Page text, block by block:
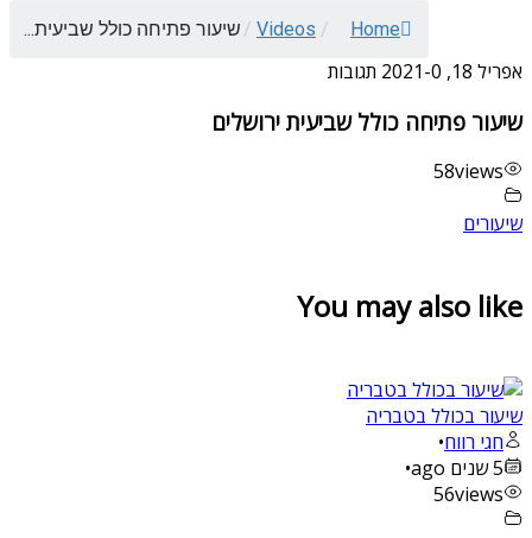
Home
/
Videos
/ שיעור פתיחה כולל שביעית...
אפריל 18, 2021 -0 תגובות
שיעור פתיחה כולל שביעית ירושלים
58views
שיעורים
You may also like
שיעור בכולל בטבריה
חגי רווח•
5 שנים ago
•
56views